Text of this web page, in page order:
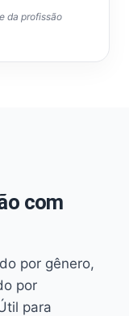
da profissão
com
por gênero,
por
para